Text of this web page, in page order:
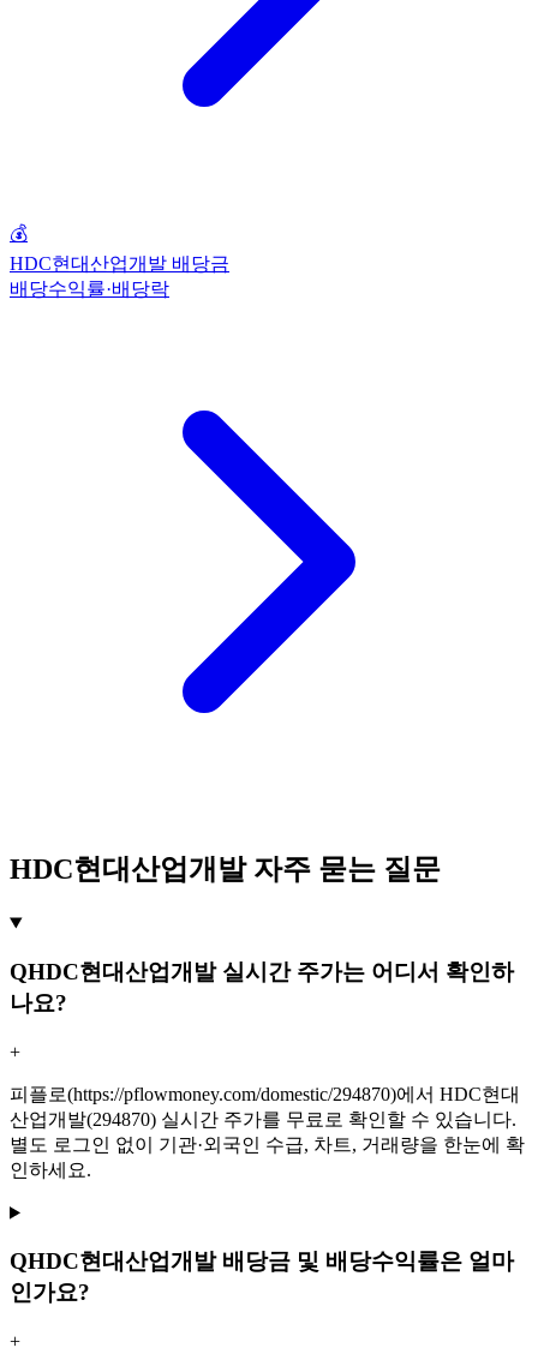
💰
HDC현대산업개발 배당금
배당수익률·배당락
HDC현대산업개발 자주 묻는 질문
QHDC현대산업개발 실시간 주가는 어디서 확인하
나요?
+
피플로(https://pflowmoney.com/domestic/294870)에서 HDC현대
산업개발(294870) 실시간 주가를 무료로 확인할 수 있습니다.
별도 로그인 없이 기관·외국인 수급, 차트, 거래량을 한눈에 확
인하세요.
QHDC현대산업개발 배당금 및 배당수익률은 얼마
인가요?
+